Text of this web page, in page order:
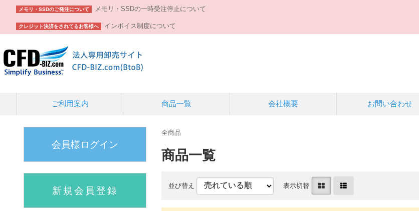
メモリ・SSDのご発注について メモリ・SSDの一時受注停止について
クレジット決済をされてるお客様へ インボイス制度について
ご利用案内 商品一覧 会社概要 お問い合わせ
全商品
商品一覧
並び替え 表示切替
会員様ログイン
新規会員登録